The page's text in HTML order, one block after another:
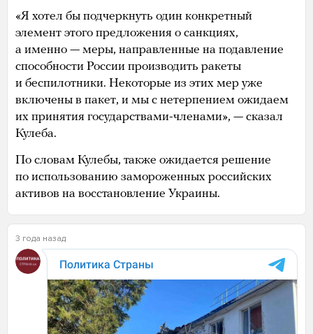
«Я хотел бы подчеркнуть один конкретный
элемент этого предложения о санкциях,
а именно — меры, направленные на подавление
способности России производить ракеты
и беспилотники. Некоторые из этих мер уже
включены в пакет, и мы с нетерпением ожидаем
их принятия государствами-членами», — сказал
Кулеба.
По словам Кулебы, также ожидается решение
по использованию замороженных российских
активов на восстановление Украины.
3 года назад